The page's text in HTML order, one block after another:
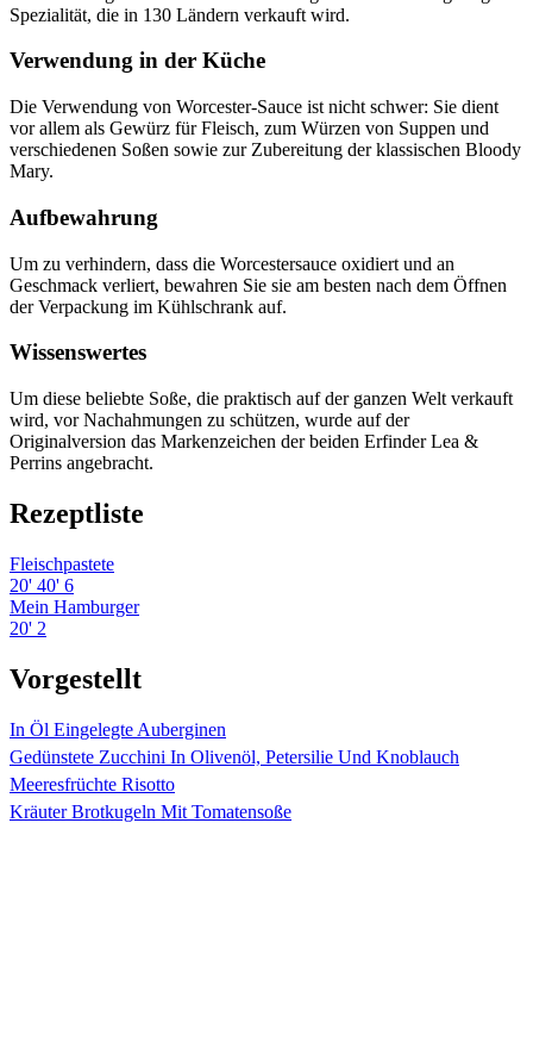
Spezialität, die in 130 Ländern verkauft wird.
Verwendung in der Küche
Die Verwendung von Worcester-Sauce ist nicht schwer: Sie dient
vor allem als Gewürz für Fleisch, zum Würzen von Suppen und
verschiedenen Soßen sowie zur Zubereitung der klassischen Bloody
Mary.
Aufbewahrung
Um zu verhindern, dass die Worcestersauce oxidiert und an
Geschmack verliert, bewahren Sie sie am besten nach dem Öffnen
der Verpackung im Kühlschrank auf.
Wissenswertes
Um diese beliebte Soße, die praktisch auf der ganzen Welt verkauft
wird, vor Nachahmungen zu schützen, wurde auf der
Originalversion das Markenzeichen der beiden Erfinder Lea &
Perrins angebracht.
Rezeptliste
Fleischpastete
20' 40' 6
Mein Hamburger
20' 2
Vorgestellt
In Öl Eingelegte Auberginen
Gedünstete Zucchini In Olivenöl, Petersilie Und Knoblauch
Meeresfrüchte Risotto
Kräuter Brotkugeln Mit Tomatensoße